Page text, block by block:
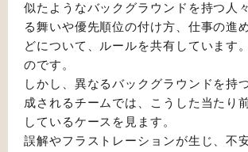
似たようなバックグラウンドを持つ人
る舞いや優先順位の付け方、仕事の進
どについて、ルールを共有しています
のです。
しかし、異なるバックグラウンドを持
成されるチームでは、こうした当たり
しているケースを見ます。
誤解やフラストレーションが生じ、不